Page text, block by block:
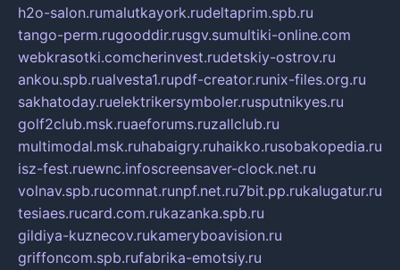
h2o-salon.rumalutkayork.rudeltaprim.spb.ru
tango-perm.rugooddir.rusgv.sumultiki-online.com
webkrasotki.comcherinvest.rudetskiy-ostrov.ru
ankou.spb.rualvesta1.rupdf-creator.runix-files.org.ru
sakhatoday.ruelektrikersymboler.rusputnikyes.ru
golf2club.msk.ruaeforums.ruzallclub.ru
multimodal.msk.ruhabaigry.ruhaikko.rusobakopedia.ru
isz-fest.ruewnc.infoscreensaver-clock.net.ru
volnav.spb.rucomnat.runpf.net.ru7bit.pp.rukalugatur.ru
tesiaes.rucard.com.rukazanka.spb.ru
gildiya-kuznecov.rukameryboavision.ru
griffoncom.spb.rufabrika-emotsiy.ru